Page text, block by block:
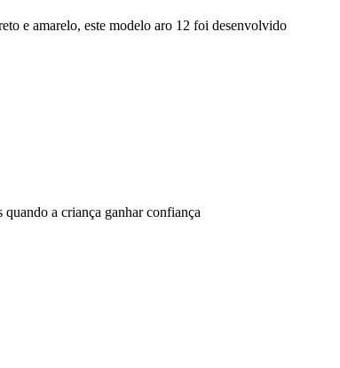
e amarelo, este modelo aro 12 foi desenvolvido
a criança ganhar confiança